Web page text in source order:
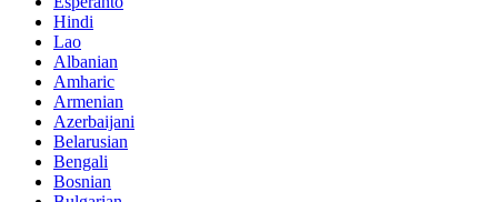
Hindi
Lao
Albanian
Amharic
Armenian
Azerbaijani
Belarusian
Bengali
Bosnian